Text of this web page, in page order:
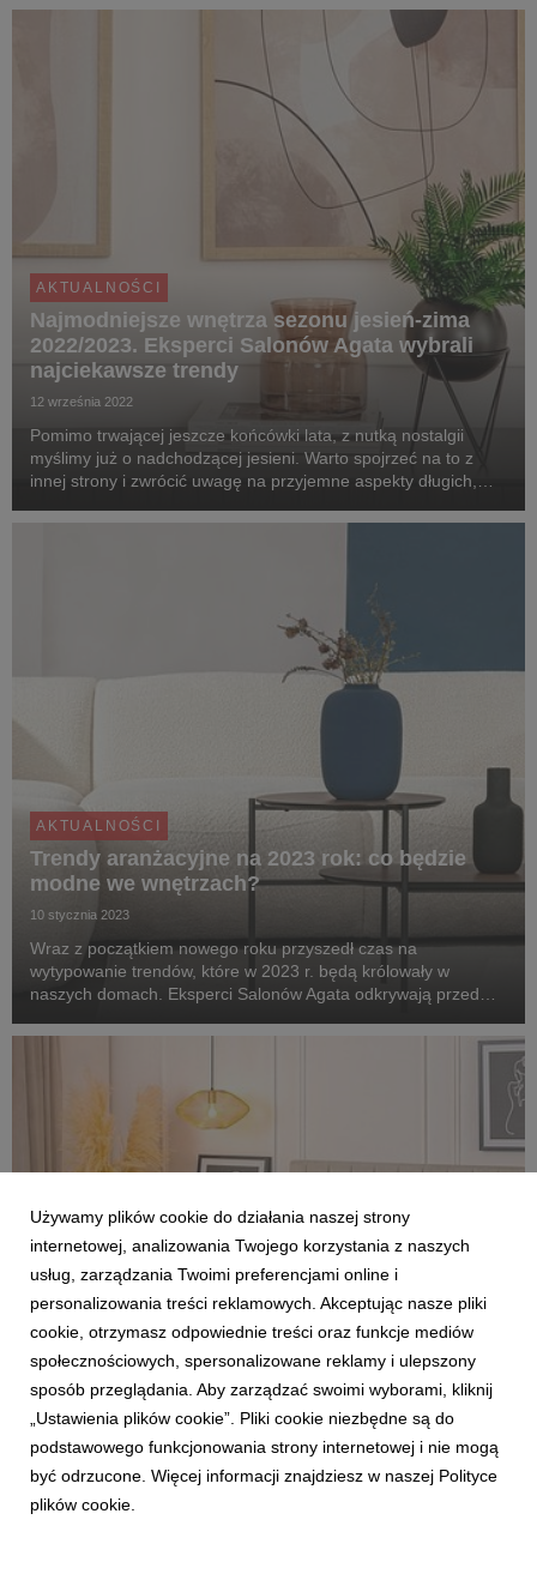
AKTUALNOŚCI
Najmodniejsze wnętrza sezonu jesień-zima
2022/2023. Eksperci Salonów Agata wybrali
najciekawsze trendy
12 września 2022
Pomimo trwającej jeszcze końcówki lata, z nutką nostalgii
myślimy już o nadchodzącej jesieni. Warto spojrzeć na to z
innej strony i zwrócić uwagę na przyjemne aspekty długich,
czasu spędzamy na świeżym powietrzu, ...
AKTUALNOŚCI
Trendy aranżacyjne na 2023 rok: co będzie
modne we wnętrzach?
10 stycznia 2023
Wraz z początkiem nowego roku przyszedł czas na
wytypowanie trendów, które w 2023 r. będą królowały w
naszych domach. Eksperci Salonów Agata odkrywają przed
kolejnych dwanaście miesięcy będą zachwycać nas, do...
AKTUALNOŚCI
Jak zaaranżować małą sypialnię? Trzy
kluczowe wskazówki
23 lutego 2023
Niewielki metraż może być aranżacyjnym wyzwaniem,
szczególnie jeśli w planach mamy urządzenie sypialni. Jak
wybrać wygodne i funkcjonalne łóżko tak, by nie zdominowało
Używamy plików cookie do działania naszej strony
internetowej, analizowania Twojego korzystania z naszych
usług, zarządzania Twoimi preferencjami online i
personalizowania treści reklamowych. Akceptując nasze pliki
cookie, otrzymasz odpowiednie treści oraz funkcje mediów
społecznościowych, spersonalizowane reklamy i ulepszony
sposób przeglądania. Aby zarządzać swoimi wyborami, kliknij
„Ustawienia plików cookie”. Pliki cookie niezbędne są do
podstawowego funkcjonowania strony internetowej i nie mogą
być odrzucone. Więcej informacji znajdziesz w naszej Polityce
plików cookie.